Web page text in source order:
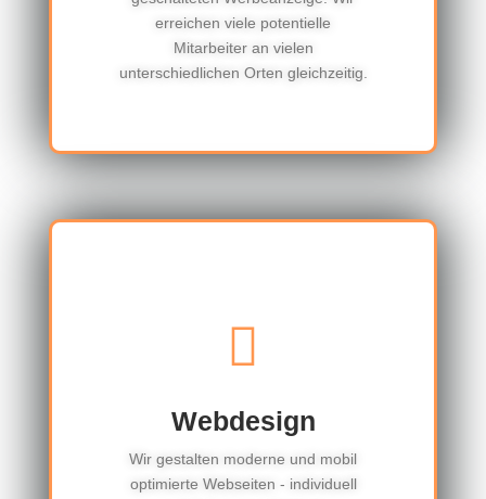
erreichen viele potentielle
Mitarbeiter an vielen
unterschiedlichen Orten gleichzeitig.
Webdesign
Wir gestalten moderne und mobil
optimierte Webseiten - individuell